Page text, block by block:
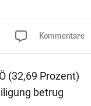
Kommentare
(32,69 Prozent)
betrug